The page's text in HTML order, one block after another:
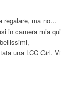
regalare, ma no…
in camera mia qui
una LCC Girl. Vi